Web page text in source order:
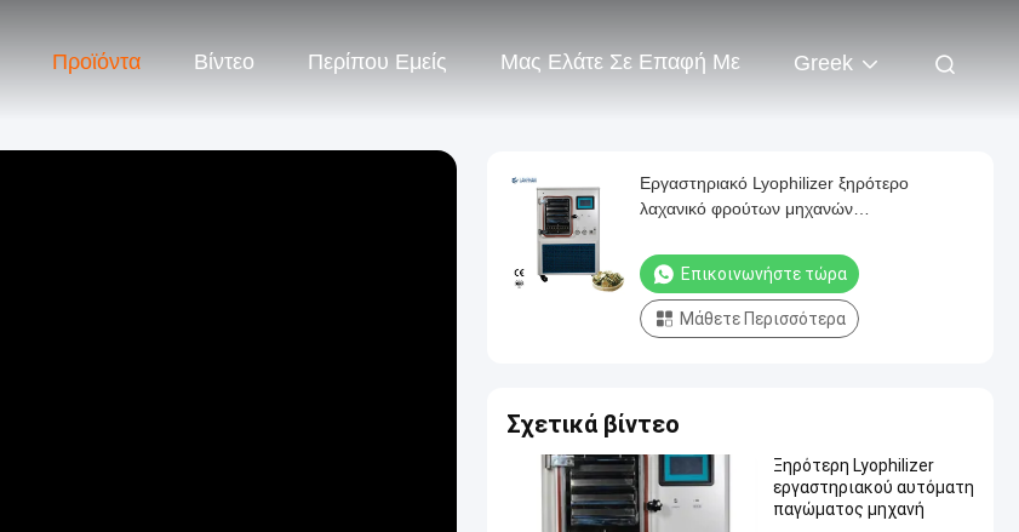
Προϊόντα Βίντεο Περίπου Εμείς Μας Ελάτε Σε Επαφή Με Greek
Εργαστηριακό Lyophilizer ξηρότερο
λαχανικό φρούτων μηχανών
Επικοινωνήστε τώρα
Μάθετε Περισσότερα
Σχετικά βίντεο
Ξηρότερη Lyophilizer
εργαστηριακού αυτόματη
παγώματος μηχανή